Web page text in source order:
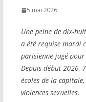
5 mai 2026
Une peine de dix-
a été requise mardi
parisienne jugé pour
Depuis début 2026,
écoles de la
violences sexuelles.